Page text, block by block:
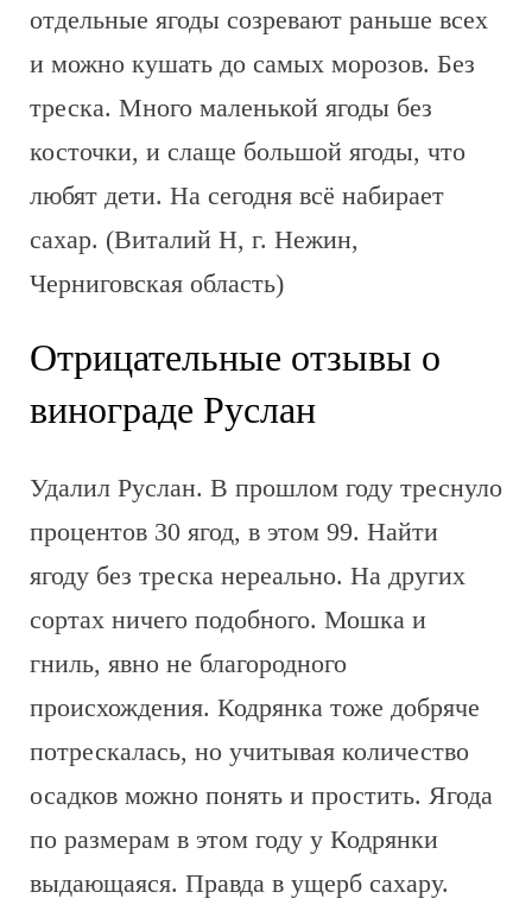
отдельные ягоды созревают раньше всех
и можно кушать до самых морозов. Без
треска. Много маленькой ягоды без
косточки, и слаще большой ягоды, что
любят дети. На сегодня всё набирает
сахар. (Виталий Н, г. Нежин,
Черниговская область)
Отрицательные отзывы о
винограде Руслан
Удалил Руслан. В прошлом году треснуло
процентов 30 ягод, в этом 99. Найти
ягоду без треска нереально. На других
сортах ничего подобного. Мошка и
гниль, явно не благородного
происхождения. Кодрянка тоже добряче
потрескалась, но учитывая количество
осадков можно понять и простить. Ягода
по размерам в этом году у Кодрянки
выдающаяся. Правда в ущерб сахару.